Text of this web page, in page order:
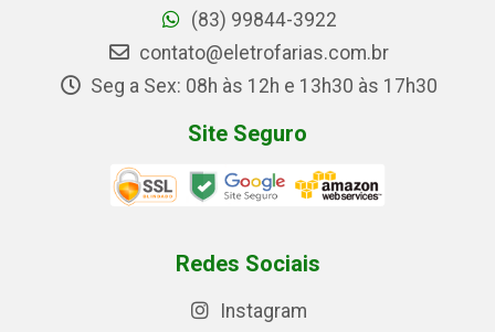
(83) 99844-3922
contato@eletrofarias.com.br
Seg a Sex: 08h às 12h e 13h30 às 17h30
Site Seguro
Redes Sociais
Instagram